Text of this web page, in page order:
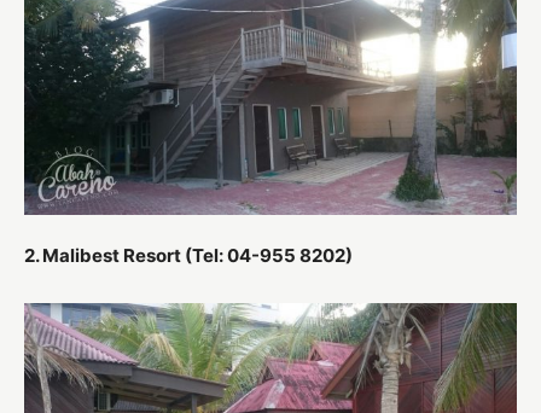
2. Malibest Resort (Tel: 04-955 8202)